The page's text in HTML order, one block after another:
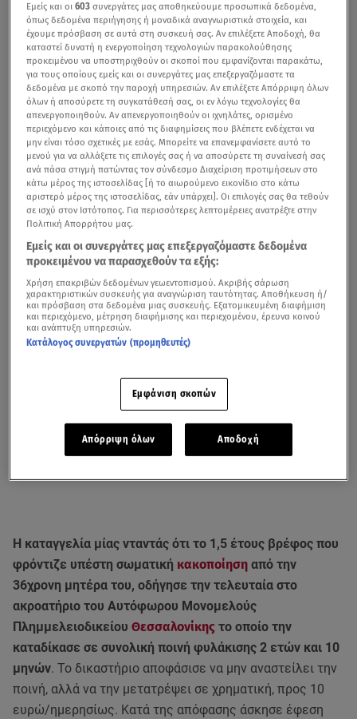
Η καταγγελία μίας νταντάς ότι το 1,5 έτους βρέφος που
φρόντιζε υπέστη σωματική κακοποίηση από την
36χρονη μητέρα του, οδήγησε την τελευταία στο
ακροατήριο του Αυτόφωρου Μονομελούς
Πλημμελειοδικείου Θεσσαλονίκης το οποίο την
καταδίκασε σε συνολική ποινή φυλάκισης 2 ετών και 10
μηνών. Το δικαστήριο αποφάσισε να μην αναστείλει την
ποινή, αλλά να την μετατρέψει σε χρηματική, προς 10
ευρώ/ημερησίως. Κατά της απόφασης άσκησε έφεση
Εμείς και οι603 συνεργάτες μας αποθηκεύουμε προσωπικά δεδομένα,
όπως δεδομένα περιήγησης ή μοναδικά αναγνωριστικά στοιχεία, και
έχουμε πρόσβαση σε αυτά στη συσκευή σας. Αν επιλέξετε Αποδοχή, θα
καταστεί δυνατή η ενεργοποίηση τεχνολογιών παρακολούθησης
προκειμένου να υποστηριχθούν οι σκοποί που εμφανίζονται παρακάτω,
για τους οποίους εμείς και οι συνεργάτες μας επεξεργαζόμαστε τα
δεδομένα με σκοπό την παροχή υπηρεσιών. Αν επιλέξετε Απόρριψη όλων
όλων ή αποσύρετε τη συγκατάθεσή σας, οι εν λόγω τεχνολογίες θα
απενεργοποιηθούν. Αν απενεργοποιηθούν οι ιχνηλάτες, ορισμένο
περιεχόμενο και κάποιες από τις διαφημίσεις που βλέπετε ενδέχεται να
μην είναι τόσο σχετικές με εσάς. Μπορείτε να επανεμφανίσετε αυτό το
μενού για να αλλάξετε τις επιλογές σας ή να αποσύρετε τη συναίνεσή σας
ανά πάσα στιγμή πατώντας τον σύνδεσμο Διαχείριση προτιμήσεων στο
κάτω μέρος της ιστοσελίδας [ή το αιωρούμενο εικονίδιο στο κάτω
αριστερό μέρος της ιστοσελίδας, εάν υπάρχει]. Οι επιλογές σας θα τεθούν
σε ισχύ στον Ιστότοπος. Για περισσότερες λεπτομέρειες ανατρέξτε στην
Πολιτική Απορρήτου μας.
Εμείς και οι συνεργάτες μας επεξεργαζόμαστε δεδομένα
προκειμένου να παρασχεθούν τα εξής:
Χρήση επακριβών δεδομένων γεωεντοπισμού. Ακριβής σάρωση
χαρακτηριστικών συσκευής για αναγνώριση ταυτότητας. Αποθήκευση ή/
και πρόσβαση στα δεδομένα μιας συσκευής. Εξατομικευμένη διαφήμιση
και περιεχόμενο, μέτρηση διαφήμισης και περιεχομένου, έρευνα κοινού
και ανάπτυξη υπηρεσιών.
Κατάλογος συνεργατών (προμηθευτές)
Εμφάνιση σκοπών
Απόρριψη όλων Αποδοχή